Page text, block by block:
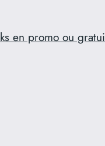
en promo ou